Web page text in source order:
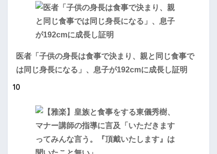
医者「子供の身長は食事で決まり、親と同じ食事で
は同じ身長になる」、息子が192cmに成長し証明
10